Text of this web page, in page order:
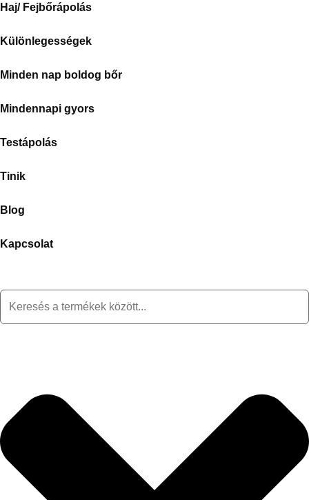
Haj/ Fejbőrápolás
Különlegességek
Minden nap boldog bőr
Mindennapi gyors
Testápolás
Tinik
Blog
Kapcsolat